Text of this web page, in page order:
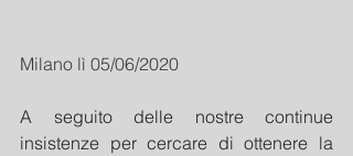
Milano lì 05/06/2020
A seguito delle nostre continue
insistenze per cercare di ottenere la